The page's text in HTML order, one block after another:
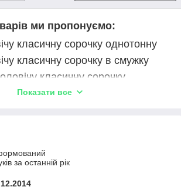
ми пропонуємо:
класичну сорочку однотонну
класичну сорочку в смужку
класичну сорочку
чоловічу класичну сорочку
класичну сорочку з бавовни
товару кур'єром або
Показати все
за останній рік